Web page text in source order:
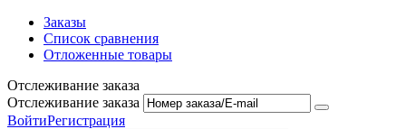
Заказы
Список сравнения
Отложенные товары
Отслеживание заказа
Отслеживание заказа
ВойтиРегистрация